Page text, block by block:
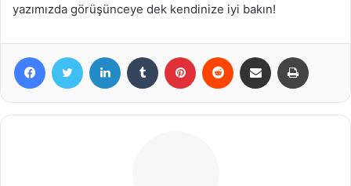
yazımızda görüşünceye dek kendinize iyi bakın!